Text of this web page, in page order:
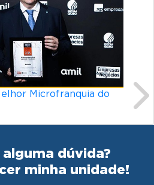
do mundo: o que
dúvida?
minha unidade!